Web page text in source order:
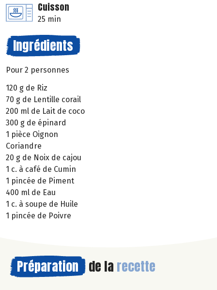
Cuisson
25 min
Ingrédients
Pour 2 personnes
120 g de Riz
70 g de Lentille corail
200 ml de Lait de coco
300 g de épinard
1 pièce Oignon
Coriandre
20 g de Noix de cajou
1 c. à café de Cumin
1 pincée de Piment
400 ml de Eau
1 c. à soupe de Huile
1 pincée de Poivre
Préparation de la recette